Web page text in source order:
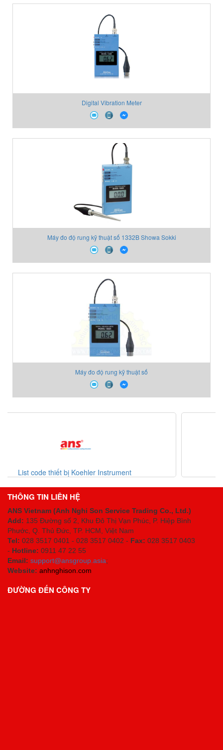
Digital Vibration Meter
Máy đo độ rung kỹ thuật số 1332B Showa Sokki
Máy đo độ rung kỹ thuật số
Danh mục thiết bị Erhardt-leimer Việt Nam
THÔNG TIN LIÊN HỆ
ANS Vietnam (Anh Nghi Son Service Trading Co., Ltd.)
Add: 135 Đường số 2, Khu Đô Thị Vạn Phúc, P. Hiệp Bình
Phước, Q. Thủ Đức, TP. HCM, Việt Nam
Tel: 028 3517 0401 - 028 3517 0402 - Fax: 028 3517 0403
- Hotline: 0911 47 22 55
Email: support@ansgroup.asia;
Website: anhnghison.com
ĐƯỜNG ĐẾN CÔNG TY